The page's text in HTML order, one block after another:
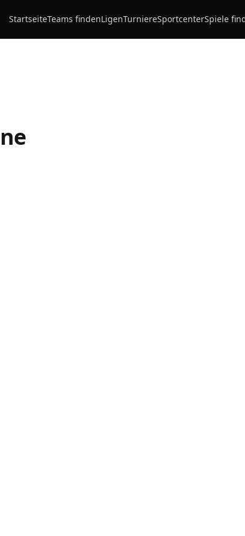
StartseiteTeams findenLigenTurniereSportcenterSpiele